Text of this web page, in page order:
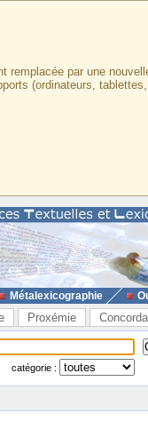
remplacée par une
(ordinateurs,
Métalexicographie
Proxémie
catégorie :